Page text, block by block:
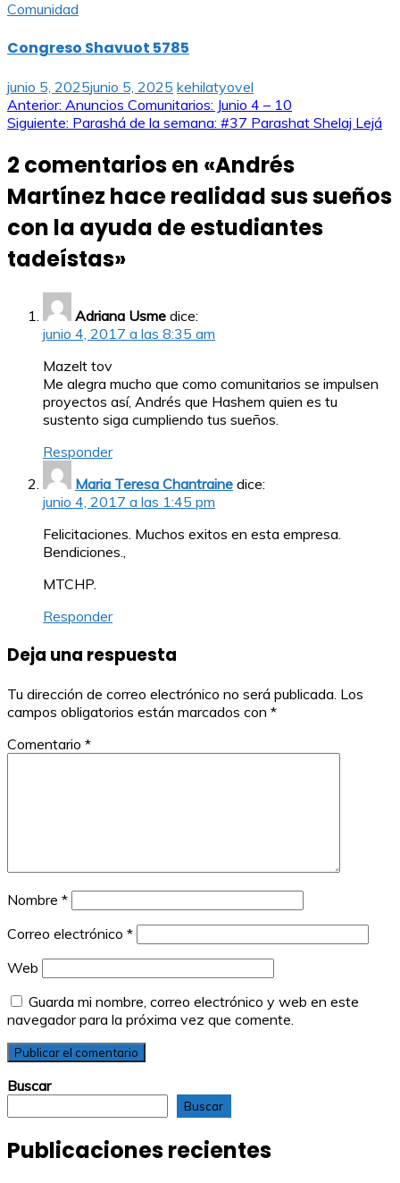
Comunidad
Congreso Shavuot 5785
junio 5, 2025junio 5, 2025 kehilatyovel
Navegación
entradas
Anterior: Anuncios Comunitarios: Junio 4 – 10
Siguiente: Parashá de la semana: #37 Parashat Shelaj Lejá
2 comentarios en «Andrés
Martínez hace realidad sus sueños
con la ayuda de estudiantes
tadeístas»
Adriana Usme dice:
junio 4, 2017 a las 8:35 am
Mazelt tov
Me alegra mucho que como comunitarios se impulsen
proyectos así, Andrés que Hashem quien es tu
sustento siga cumpliendo tus sueños.
Responder
Maria Teresa Chantraine dice:
junio 4, 2017 a las 1:45 pm
Felicitaciones. Muchos exitos en esta empresa.
Bendiciones.,
MTCHP.
Responder
Deja una respuesta
Tu dirección de correo electrónico no será publicada. Los
campos obligatorios están marcados con *
Comentario *
Nombre *
Correo electrónico *
Web
Guarda mi nombre, correo electrónico y web en este
navegador para la próxima vez que comente.
Buscar
Buscar
Publicaciones recientes